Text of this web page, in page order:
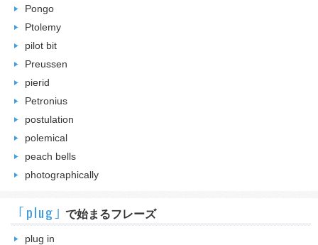
Pongo
Ptolemy
pilot bit
Preussen
pierid
Petronius
postulation
polemical
peach bells
photographically
｢plug｣ で始まるフレーズ
plug in